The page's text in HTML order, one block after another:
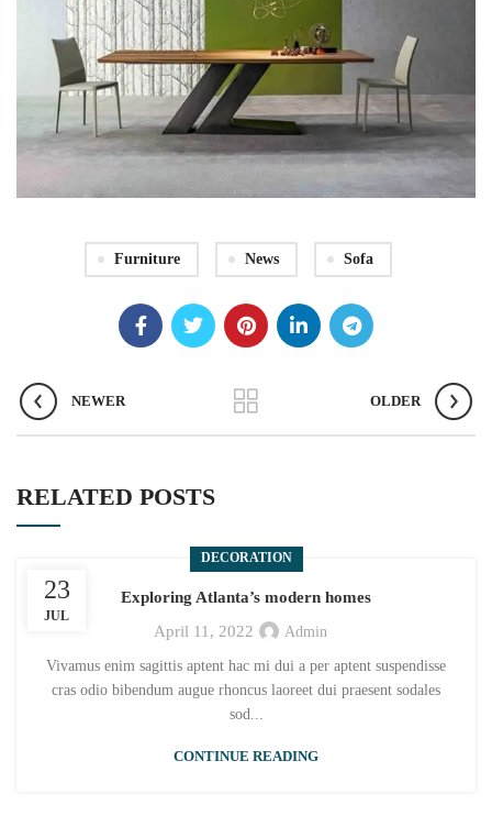
Furniture News Sofa
NEWER OLDER
RELATED POSTS
23
JUL
DECORATION
Exploring Atlanta’s modern homes
April 11, 2022
Admin
Vivamus enim sagittis aptent hac mi dui a per aptent suspendisse
cras odio bibendum augue rhoncus laoreet dui praesent sodales
sod...
CONTINUE READING